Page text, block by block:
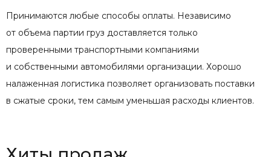
Принимаются любые способы оплаты. Независимо
от объема партии груз доставляется только
проверенными транспортными компаниями
и собственными автомобилями организации. Хорошо
налаженная логистика позволяет организовать поставки
в сжатые сроки, тем самым уменьшая расходы клиентов.